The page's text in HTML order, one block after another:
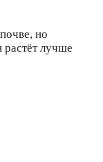
но
лучше